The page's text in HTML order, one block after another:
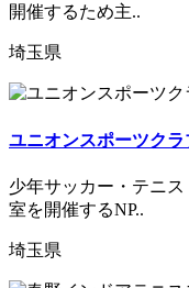
開催するため主..
埼玉県
ユニオンスポーツクラ
少年サッカー・テニ
室を開催するNP..
埼玉県